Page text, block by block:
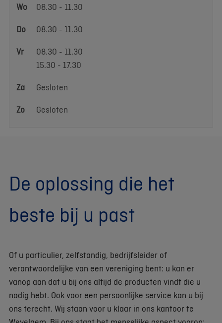
Wo
08.30 - 11.30
Do
08.30 - 11.30
Vr
08.30 - 11.30
15.30 - 17.30
Za
Gesloten
Zo
Gesloten
De oplossing die het
beste bij u past
Of u particulier, zelfstandig, bedrijfsleider of
verantwoordelijke van een vereniging bent: u kan er
vanop aan dat u bij ons altijd de producten vindt die u
nodig hebt. Ook voor een persoonlijke service kan u bij
ons terecht. Wij staan voor u klaar in ons kantoor te